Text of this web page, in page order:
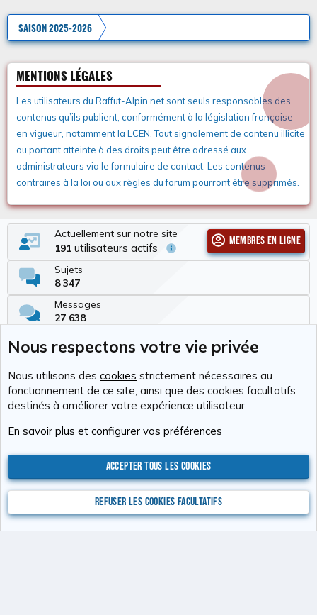
SAISON 2025-2026
MENTIONS LÉGALES
Les utilisateurs du Raffut-Alpin.net sont seuls responsables des
contenus qu’ils publient, conformément à la législation française
en vigueur, notamment la LCEN. Tout signalement de contenu illicite
ou portant atteinte à des droits peut être adressé aux
administrateurs via le formulaire de contact. Les contenus
contraires à la loi ou aux règles du forum pourront être supprimés.
Actuellement sur notre site
191 utilisateurs actifs
Membres en ligne
Sujets
8 347
Messages
27 638
337
Dernier membre
Tchimbé Red
Nous contacter
Conditions générales d'utilisation
ValentinXenforo Add-ons© by ©XenTR
Ultimate Staff Pagecreated by StylesFactory
© Jason Axelrod of 8WAYRUN
XenAtendo 2 PRO© Jason Axelrod of8WAYRUN
Nous respectons votre vie privée
Nous utilisons des cookies strictement nécessaires au
fonctionnement de ce site, ainsi que des cookies facultatifs
destinés à améliorer votre expérience utilisateur.
En savoir plus et configurer vos préférences
Accepter tous les cookies
Refuser les cookies facultatifs